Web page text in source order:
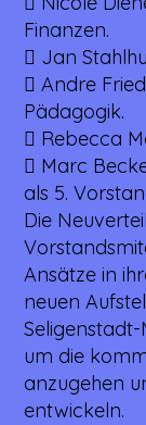
Finanzen.
 Jan
 Andre
Pädagogik.
 Rebecca
 Marc
als 5.
Die
Ansätze in
neuen
um die
anzugehen
entwickeln.